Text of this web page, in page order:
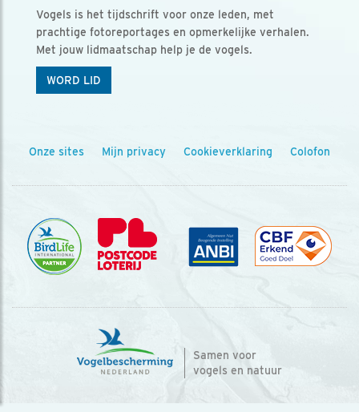
Vogels is het tijdschrift voor onze leden, met
prachtige fotoreportages en opmerkelijke verhalen.
Met jouw lidmaatschap help je de vogels.
WORD LID
Onze sites Mijn privacy Cookieverklaring Colofon
Samen voor
vogels en natuur